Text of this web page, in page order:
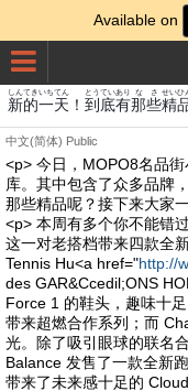
Available on
新
しん
的
てき
一
いち
天
てん
！ 到底
とうてい
有
あり
那
な
些
さ
精
せいひん
中文(简体) Public
<p> 今日，MOPO8名品街小编花了两个小时整理了几款精品放入鞋
库。其中包含了众多品牌
那些精品呢？接下来大家
<p> 本周有多个你不能错过的重磅联名曝光，adidas Originals 和菲董
这一对老搭档带来四款全
Tennis Hu<a href="http://
des GAR&Ccedil;ONS
Force 1 的鞋头，趣味十
带来超燃合作系列；而
光。除了吸引眼球的联名
Balance 发售了一款全新
带来了未来感十足的